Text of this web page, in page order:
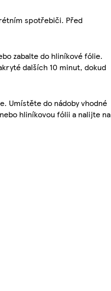
spotřebiči. Před
zabalte do hliníkové fólie.
dalších 10 minut, dokud
Umístěte do nádoby vhodné
hliníkovou fólii a nalijte na